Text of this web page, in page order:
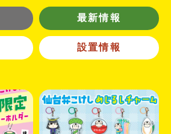
最新情報
設置情報